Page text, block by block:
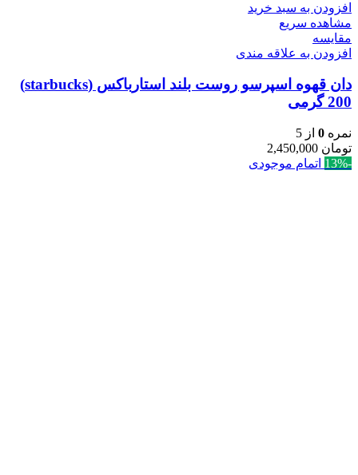
افزودن به سبد خرید
مشاهده سریع
مقایسه
افزودن به علاقه مندی
دان قهوه اسپرسو روست بلند استارباکس (starbucks)
200 گرمی
نمره 0 از 5
تومان
-13%
اتمام موجودی